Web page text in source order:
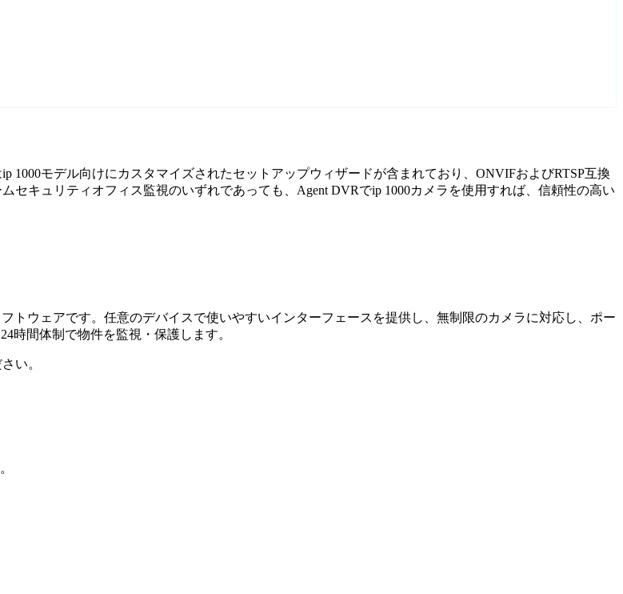
1000モデル向けにカスタマイズされたセットアップウィザードが含まれており、ONVIFおよびRTSP互換
キュリティオフィス監視のいずれであっても、Agent DVRでip 1000カメラを使用すれば、信頼性の高い
トウェアです。任意のデバイスで使いやすいインターフェースを提供し、無制限のカメラに対応し、ポー
時間体制で物件を監視・保護します。
い。